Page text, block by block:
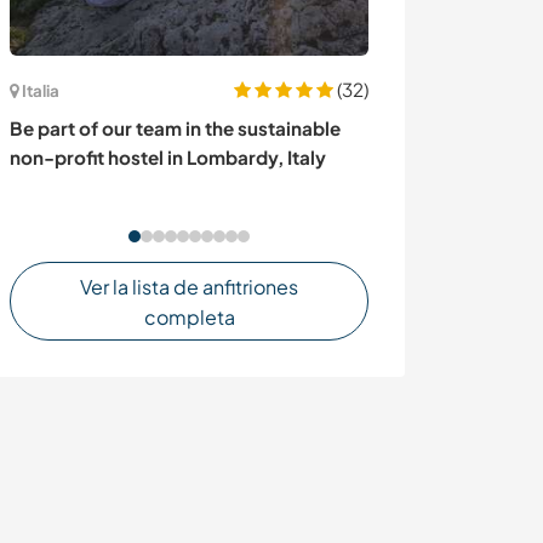
Italia
(32)
Be part of our team in the sustainable
non-profit hostel in Lombardy, Italy
Ver la lista de anfitriones
completa